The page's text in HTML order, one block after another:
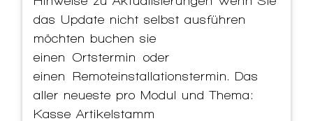
das Update nicht selbst ausführen
möchten buchen sie
einen Ortstermin oder
einen Remoteinstallationstermin. Das
aller neueste pro Modul und Thema:
Kasse Artikelstamm